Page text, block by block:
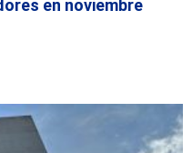
en noviembre